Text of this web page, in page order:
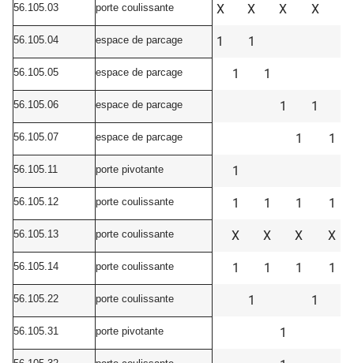
56.105.03 porte coulissante X X X X
56.105.04 espace de parcage 1 1
56.105.05 espace de parcage 1 1
56.105.06 espace de parcage 1 1
56.105.07 espace de parcage 1 1
56.105.11 porte pivotante 1
56.105.12 porte coulissante 1 1 1 1
56.105.13 porte coulissante X X X X
56.105.14 porte coulissante 1 1 1 1
56.105.22 porte coulissante 1 1
56.105.31 porte pivotante 1